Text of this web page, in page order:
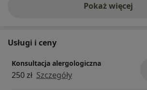
Pokaż więcej
o
Usługi i ceny
Konsultacja alergologiczna
250 zł Szczegóły